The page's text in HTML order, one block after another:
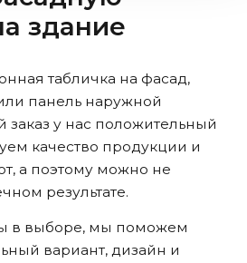
здание
табличка на фасад,
панель наружной
у нас положительный
качество продукции и
а поэтому можно не
результате.
в выборе, мы поможем
вариант, дизайн и